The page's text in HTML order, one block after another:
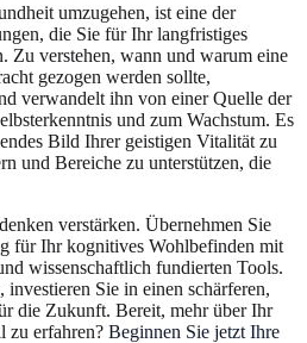
umzugehen, ist eine der
die Sie für Ihr langfristiges
Zu verstehen, wann und warum eine
gezogen werden sollte,
verwandelt ihn von einer Quelle der
und zum Wachstum. Es
Bild Ihrer geistigen Vitalität zu
und Bereiche zu unterstützen, die
verstärken. Übernehmen Sie
für Ihr kognitives Wohlbefinden mit
wissenschaftlich fundierten Tools.
investieren Sie in einen schärferen,
die Zukunft. Bereit, mehr über Ihr
zu erfahren? Beginnen Sie jetzt Ihre